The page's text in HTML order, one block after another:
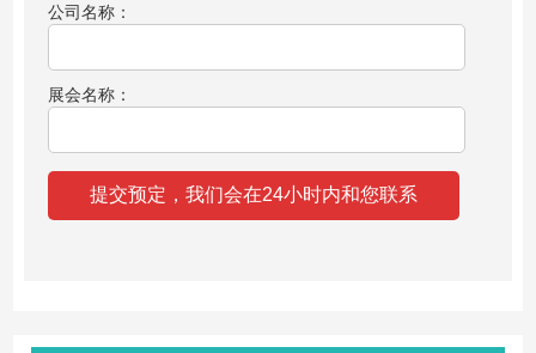
公司名称：
展会名称：